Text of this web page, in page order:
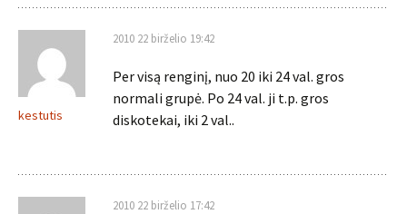
kestutis
2010 22 birželio 19:42
Per visą renginį, nuo 20 iki 24 val. gros
normali grupė. Po 24 val. ji t.p. gros
diskotekai, iki 2 val..
2010 22 birželio 17:42